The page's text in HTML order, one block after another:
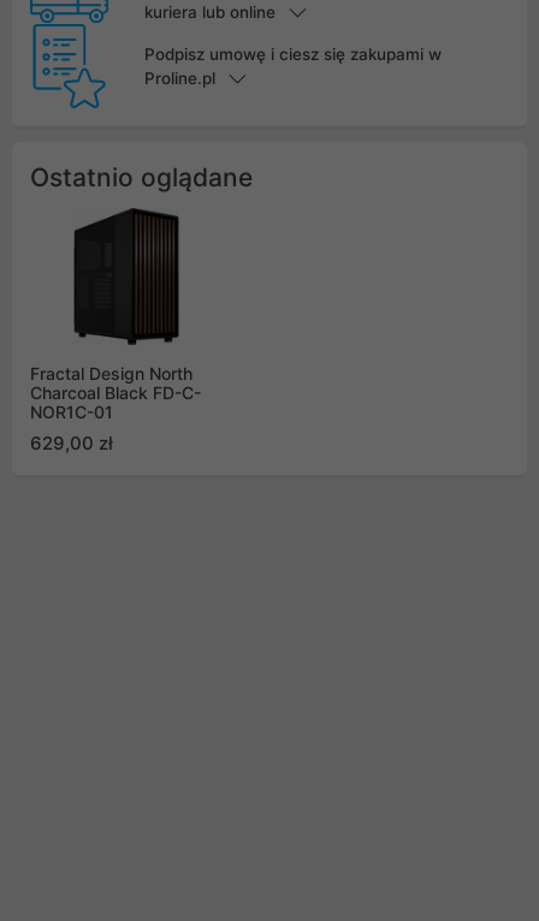
kuriera lub online
Podpisz umowę i ciesz się zakupami w
Proline.pl
Ostatnio oglądane
Fractal Design North
Charcoal Black FD-C-
NOR1C-01
629,00 zł